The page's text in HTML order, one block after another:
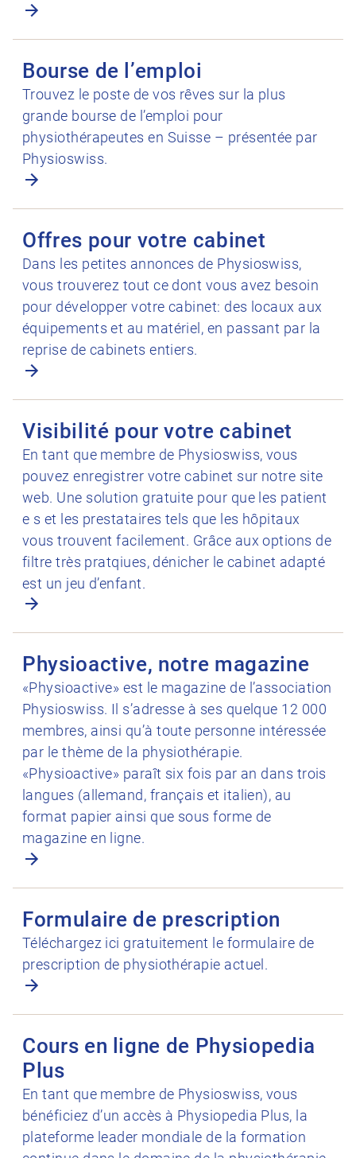
Bourse de l’emploi
Trouvez le poste de vos rêves sur la plus
grande bourse de l’emploi pour
physiothérapeutes en Suisse – présentée par
Physioswiss.
Offres pour votre cabinet
Dans les petites annonces de Physioswiss,
vous trouverez tout ce dont vous avez besoin
pour développer votre cabinet: des locaux aux
équipements et au matériel, en passant par la
reprise de cabinets entiers.
Visibilité pour votre cabinet
En tant que membre de Physioswiss, vous
pouvez enregistrer votre cabinet sur notre site
web. Une solution gratuite pour que les patient
e s et les prestataires tels que les hôpitaux
vous trouvent facilement. Grâce aux options de
filtre très pratqiues, dénicher le cabinet adapté
est un jeu d’enfant.
Physioactive, notre magazine
«Physioactive» est le magazine de l’association
Physioswiss. Il s’adresse à ses quelque 12 000
membres, ainsi qu’à toute personne intéressée
par le thème de la physiothérapie.
«Physioactive» paraît six fois par an dans trois
langues (allemand, français et italien), au
format papier ainsi que sous forme de
magazine en ligne.
Formulaire de prescription
Téléchargez ici gratuitement le formulaire de
prescription de physiothérapie actuel.
Cours en ligne de Physiopedia
Plus
En tant que membre de Physioswiss, vous
bénéficiez d’un accès à Physiopedia Plus, la
plateforme leader mondiale de la formation